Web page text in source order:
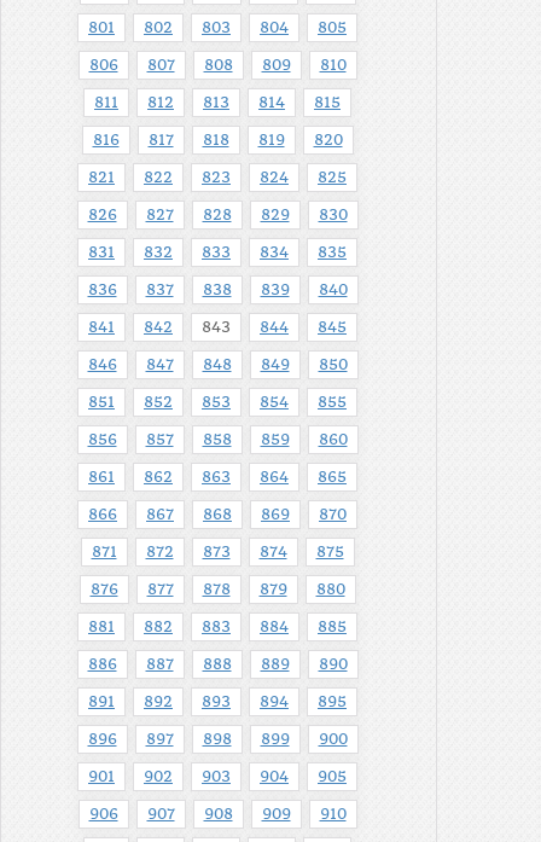
801 802 803 804 805
806 807 808 809 810
811 812 813 814 815
816 817 818 819 820
821 822 823 824 825
826 827 828 829 830
831 832 833 834 835
836 837 838 839 840
841 842 843 844 845
846 847 848 849 850
851 852 853 854 855
856 857 858 859 860
861 862 863 864 865
866 867 868 869 870
871 872 873 874 875
876 877 878 879 880
881 882 883 884 885
886 887 888 889 890
891 892 893 894 895
896 897 898 899 900
901 902 903 904 905
906 907 908 909 910